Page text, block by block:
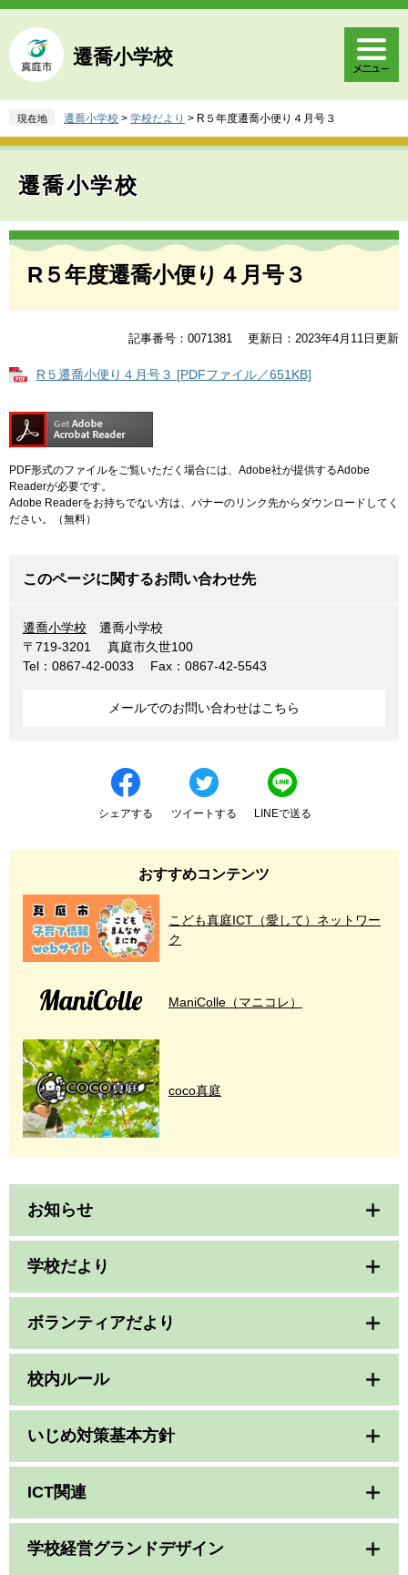
ペ
ジ
の
頭
す
メ
ュ
ー
飛
し
へ
遷喬小学校
現在地 遷喬小学校 > 学校だより > R５年度遷喬小便り４月号３
遷喬小学校
本
R５年度遷喬小便り４月号３
記事番号：0071381 更新日：2023年4月11日更新
R５遷喬小便り４月号３ [PDFファイル／651KB]
PDF形式のファイルをご覧いただく場合には、Adobe社が提供するAdobe
Readerが必要です。
Adobe Readerをお持ちでない方は、バナーのリンク先からダウンロードしてく
ださい。（無料）
このページに関するお問い合わせ先
遷喬小学校
遷喬小学校
〒719-3201
真庭市久世100
Tel：0867-42-0033
Fax：0867-42-5543
メールでのお問い合わせはこちら
シェアする ツイートする LINEで送る
おすすめコンテンツ
こども真庭ICT（愛して）ネットワー
ク
ManiColle（マニコレ）
coco真庭
お知らせ
学校だより
ボランティアだより
校内ルール
いじめ対策基本方針
ICT関連
学校経営グランドデザイン